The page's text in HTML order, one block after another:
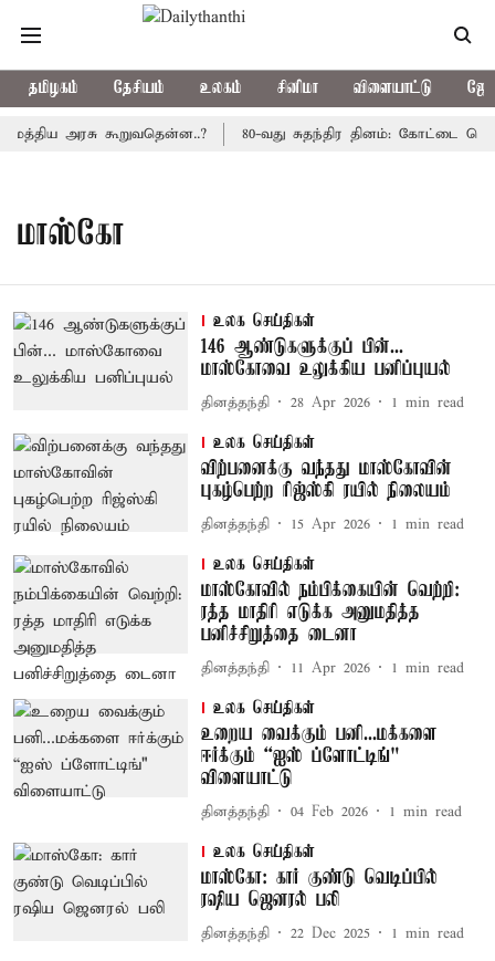
தமிழகம் தேசியம் உலகம் சினிமா விளையாட்டு
அரசு கூறுவதென்ன..? 80-வது சுதந்திர தினம்: கோட்டை
மாஸ்கோ
உலக செய்திகள்
146 ஆண்டுகளுக்குப் பின்...
மாஸ்கோவை உலுக்கிய பனிப்புயல்
தினத்தந்தி 28 Apr 2026 1 min read
உலக செய்திகள்
விற்பனைக்கு வந்தது மாஸ்கோவின்
புகழ்பெற்ற ரிஜ்ஸ்கி ரயில் நிலையம்
தினத்தந்தி 15 Apr 2026 1 min read
உலக செய்திகள்
மாஸ்கோவில் நம்பிக்கையின் வெற்றி:
ரத்த மாதிரி எடுக்க அனுமதித்த
பனிச்சிறுத்தை டைனா
தினத்தந்தி 11 Apr 2026 1 min read
உலக செய்திகள்
உறைய வைக்கும் பனி...மக்களை
ஈர்க்கும் “ஐஸ் ப்ளோட்டிங்"
விளையாட்டு
தினத்தந்தி 04 Feb 2026 1 min read
உலக செய்திகள்
மாஸ்கோ: கார் குண்டு வெடிப்பில்
ரஷிய ஜெனரல் பலி
தினத்தந்தி 22 Dec 2025 1 min read